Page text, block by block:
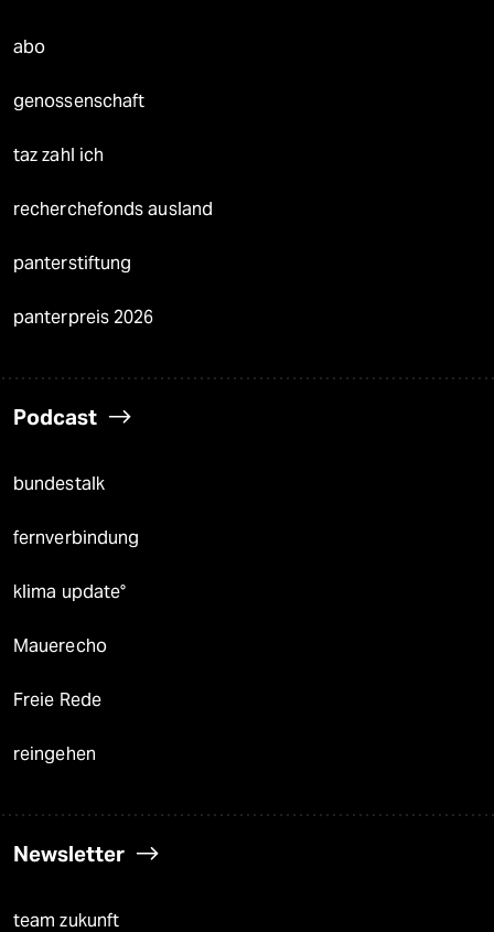
abo
genossenschaft
taz zahl ich
recherchefonds ausland
panterstiftung
panterpreis 2026
Podcast
bundestalk
fernverbindung
klima update°
Mauerecho
Freie Rede
reingehen
Newsletter
team zukunft